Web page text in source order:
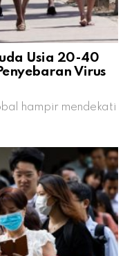
Usia 20-40
Virus
hampir mendekati